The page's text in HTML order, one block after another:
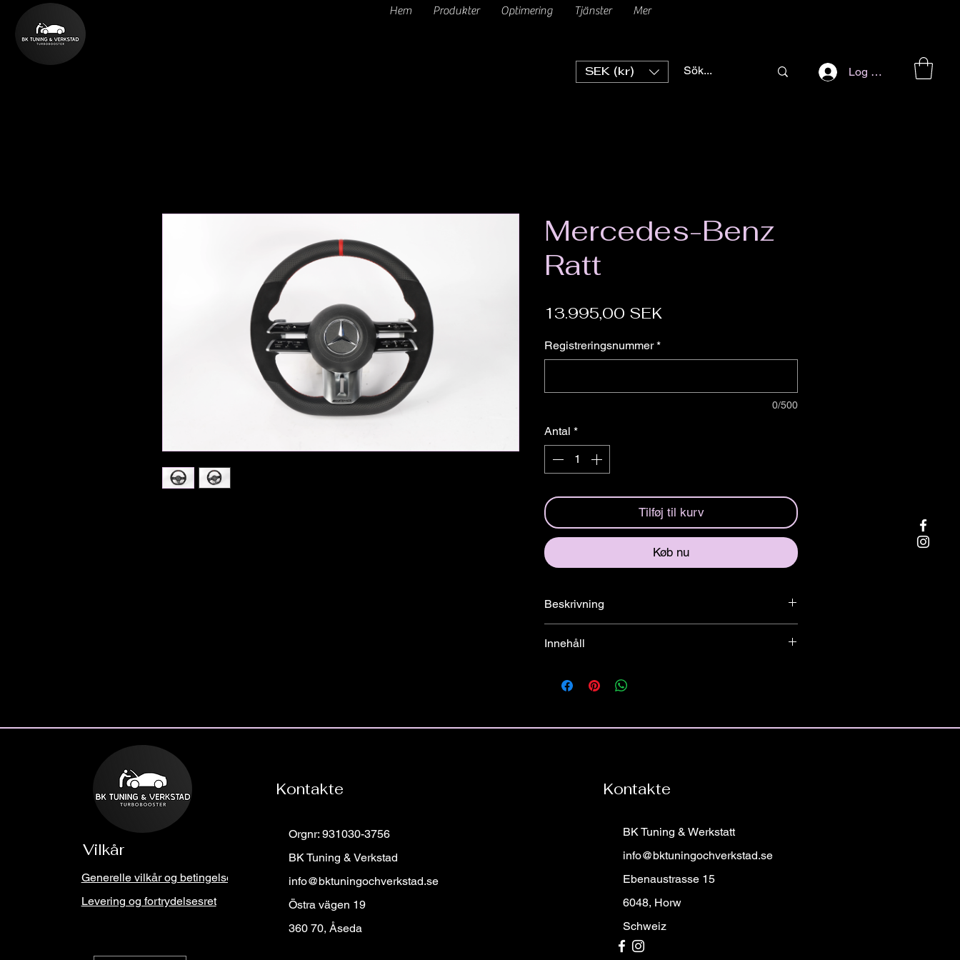
â
Hem Produkter Optimering Tjänster Mer
SEK (kr) Log ind
Mercedes-Benz
Ratt
13.995,00 SEK
Registreringsnummer *
0/500
Antal *
Tilføj til kurv
Køb nu
Beskrivning
skriv registreringsnumret för bilen du beställer din
formuläret samt bifoga en bild på vilken ratt du önskar
Innehåll
Vilkår
Generelle vilkår og betingelser
Levering og fortrydelsesret
Kontakte
Orgnr: 931030-3756
BK Tuning & Verkstad
info@bktuningochverkstad.se
Östra vägen 19
360 70, Åseda
Kontakte
BK Tuning & Werkstatt
info@bktuningochverkstad.se
Ebenaustrasse 15
6048, Horw
Schweiz